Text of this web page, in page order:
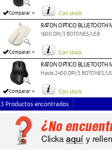
Comparar » Con stock
Comparar »
RATON OPTICO BLUETOOTH
1600 DPI/3 BOTONES/USB
Con stock
Comparar »
RATON OPTICO BLUETOOTH
Hasta 2400 DPI/5 BOTONES/
Con stock
3 Productos encontrados